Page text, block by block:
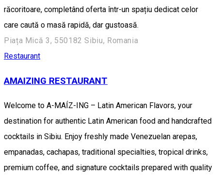
răcoritoare, completând oferta într-un spațiu dedicat celor
care caută o masă rapidă, dar gustoasă.
Piața Mică 3, 550182 Sibiu, Romania
Restaurant
AMAIZING RESTAURANT
Welcome to A-MAÍZ-ING – Latin American Flavors, your
destination for authentic Latin American food and handcrafted
cocktails in Sibiu. Enjoy freshly made Venezuelan arepas,
empanadas, cachapas, traditional specialties, tropical drinks,
premium coffee, and signature cocktails prepared with quality